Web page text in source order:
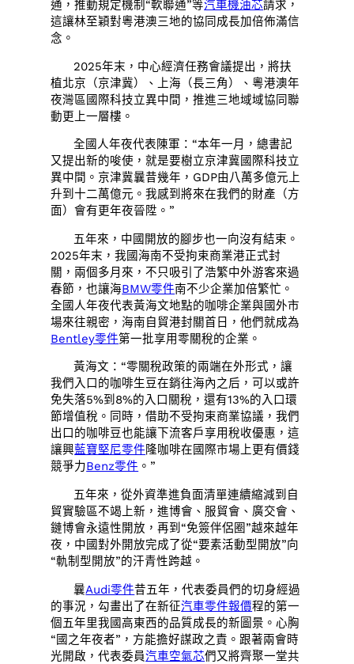
通，推動規定機制“軟聯通”等汽車機油芯請求，
這讓林至穎對粵港澳三地的協同成長加倍佈滿信
念。
2025年末，中心經濟任務會議提出，將扶
植北京（京津冀）、上海（長三角）、粵港澳年
夜灣區國際科技立異中間，推進三地域域協同聯
動更上一層樓。
全國人年夜代表陳軍：“本年一月，總書記
又提出新的唆使，就是要樹立京津冀國際科技立
異中間。京津冀曩昔幾年，GDP由八萬多億元上
升到十二萬億元。我感到將來在我們的財產（方
面）會有更年夜晉陞。”
五年來，中國開放的腳步也一向沒有結束。
2025年末，我國海南不受拘束商業港正式封
關，兩個多月來，不只吸引了浩繁中外游客來過
春節，也讓海BMW零件南不少企業加倍繁忙。
全國人年夜代表黃海文地點的咖啡企業與國外市
場來往親密，海南自貿港封關首日，他們就成為
Bentley零件第一批享用零關稅的企業。
黃海文：“零關稅政策的兩端在外形式，讓
我們入口的咖啡生豆在銷往海內之后，可以或許
免失落5%到8%的入口關稅，還有13%的入口環
節增值稅。同時，借助不受拘束商業協議，我們
出口的咖啡豆也能讓下流客戶享用稅收優惠，這
讓興藍寶堅尼零件隆咖啡在國際市場上更有價錢
競爭力Benz零件 。”
五年來，從外資準進負面清單連續縮減到自
貿實驗區不竭上新，進博會、服貿會、廣交會、
鏈博會永遠性開放，再到“免簽伴侶圈”越來越年
夜，中國對外開放完成了從“要素活動型開放”向
“軌制型開放”的汗青性跨越。
曩Audi零件昔五年，代表委員們的切身經過
的事況，勾畫出了在新征汽車零件報價程的第一
個五年里我國高東西的品質成長的新圖景。心胸
“國之年夜者”，方能擔好謀政之責。跟著兩會時
光開啟，代表委員汽車空氣芯們又將齊聚一堂共